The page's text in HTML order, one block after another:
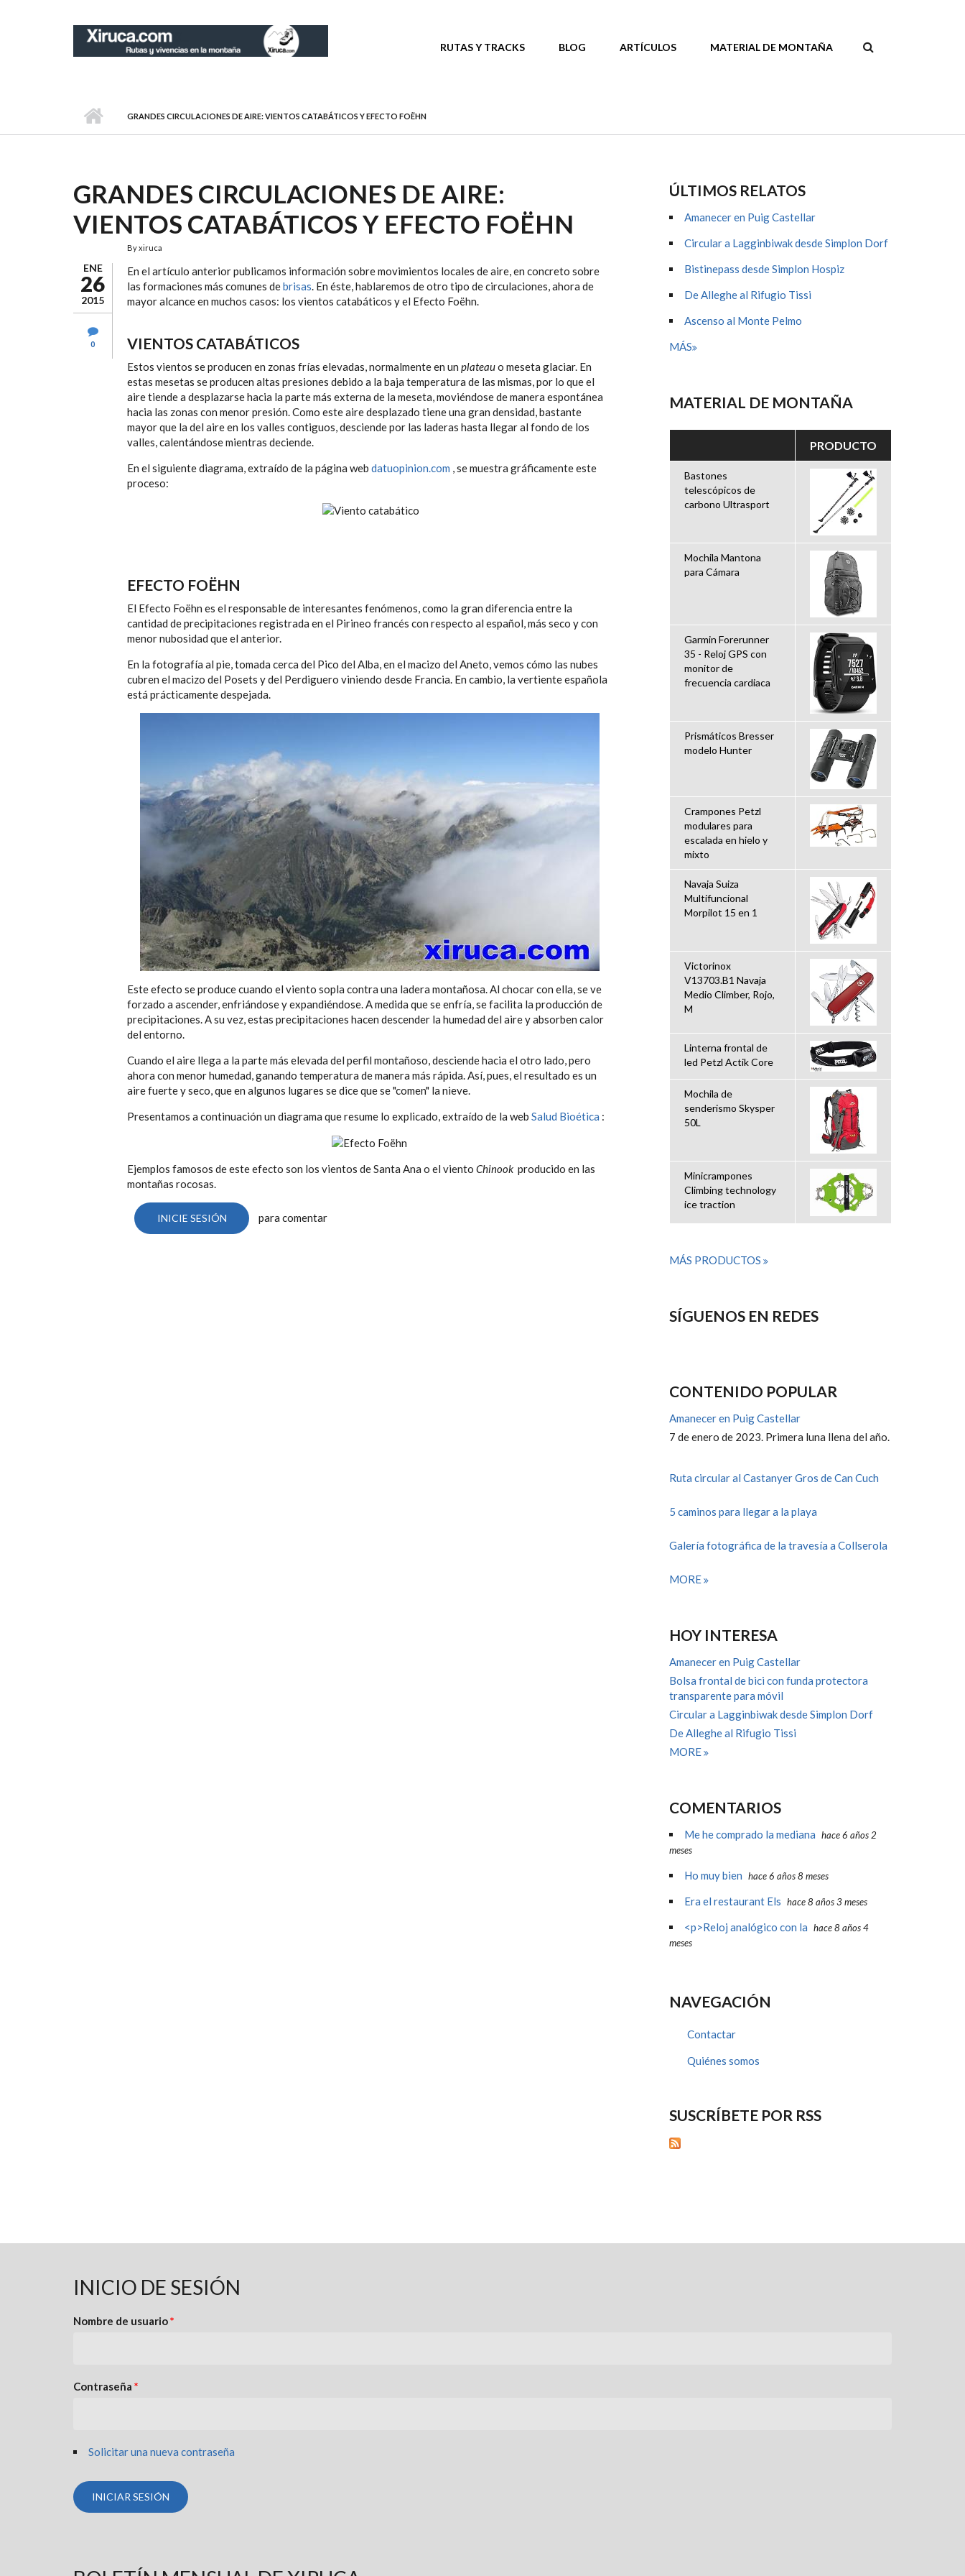
MENÚ PRINCIPAL
RUTAS Y TRACKS BLOG ARTÍCULOS MATERIAL DE MONTAÑA
GRANDES CIRCULACIONES DE AIRE: VIENTOS CATABÁTICOS Y EFECTO FOËHN
GRANDES CIRCULACIONES DE AIRE:
VIENTOS CATABÁTICOS Y EFECTO FOËHN
ENE
26
2015
0
Byxiruca
En el artículo anterior publicamos información sobre movimientos locales de aire, en concreto sobre
las formaciones más comunes debrisas. En éste, hablaremos de otro tipo de circulaciones, ahora de
mayor alcance en muchos casos: los vientos catabáticos y el Efecto Foëhn.
VIENTOS CATABÁTICOS
Estos vientos se producen en zonas frías elevadas, normalmente en un plateauo meseta glaciar. En
estas mesetas se producen altas presiones debido a la baja temperatura de las mismas, por lo que el
aire tiende a desplazarse hacia la parte más externa de la meseta, moviéndose de manera espontánea
hacia las zonas con menor presión. Como este aire desplazado tiene una gran densidad, bastante
mayor que la del aire en los valles contiguos, desciende por las laderas hasta llegar al fondo de los
valles, calentándose mientras deciende.
En el siguiente diagrama, extraído de la página web datuopinion.com , se muestra gráficamente este
proceso:
EFECTO FOËHN
El Efecto Foëhn es el responsable de interesantes fenómenos, como la gran diferencia entre la
cantidad de precipitaciones registrada en el Pirineo francés con respecto al español, más seco y con
menor nubosidad que el anterior.
En la fotografía al pie, tomada cerca del Pico del Alba, en el macizo del Aneto, vemos cómo las nubes
cubren el macizo del Posets y del Perdiguero viniendo desde Francia. En cambio, la vertiente española
está prácticamente despejada.
Este efecto se produce cuando el viento sopla contra una ladera montañosa. Al chocar con ella, se ve
forzado a ascender, enfriándose y expandiéndose. A medida que se enfría, se facilita la producción de
precipitaciones. A su vez, estas precipitaciones hacen descender la humedad del aire y absorben calor
del entorno.
Cuando el aire llega a la parte más elevada del perfil montañoso, desciende hacia el otro lado, pero
ahora con menor humedad, ganando temperatura de manera más rápida. Así, pues, el resultado es un
aire fuerte y seco, que en algunos lugares se dice que se "comen" la nieve.
Presentamos a continuación un diagrama que resume lo explicado, extraído de la web Salud Bioética :
Ejemplos famosos de este efecto son los vientos de Santa Ana o el viento Chinook producido en las
montañas rocosas.
INICIE SESIÓN para comentar
ÚLTIMOS RELATOS
Amanecer en Puig Castellar
Circular a Lagginbiwak desde Simplon Dorf
Bistinepass desde Simplon Hospiz
De Alleghe al Rifugio Tissi
Ascenso al Monte Pelmo
MÁS
MATERIAL DE MONTAÑA
PRODUCTO
Bastones
telescópicos de
carbono Ultrasport
Mochila Mantona
para Cámara
Garmin Forerunner
35 - Reloj GPS con
monitor de
frecuencia cardiaca
Prismáticos Bresser
modelo Hunter
Crampones Petzl
modulares para
escalada en hielo y
mixto
Navaja Suiza
Multifuncional
Morpilot 15 en 1
Victorinox
V13703.B1 Navaja
Medio Climber, Rojo,
M
Linterna frontal de
led Petzl Actik Core
Mochila de
senderismo Skysper
50L
Minicrampones
Climbing technology
ice traction
MÁS PRODUCTOS
SÍGUENOS EN REDES
CONTENIDO POPULAR
Amanecer en Puig Castellar
7 de enero de 2023. Primera luna llena del año.
Ruta circular al Castanyer Gros de Can Cuch
5 caminos para llegar a la playa
Galería fotográfica de la travesía a Collserola
MORE
HOY INTERESA
Amanecer en Puig Castellar
Bolsa frontal de bici con funda protectora
transparente para móvil
Circular a Lagginbiwak desde Simplon Dorf
De Alleghe al Rifugio Tissi
MORE
COMENTARIOS
Me he comprado la mediana hace 6 años 2
meses
Ho muy bien hace 6 años 8 meses
Era el restaurant Els hace 8 años 3 meses
<p>Reloj analógico con la hace 8 años 4
meses
NAVEGACIÓN
Contactar
Quiénes somos
SUSCRÍBETE POR RSS
INICIO DE SESIÓN
Nombre de usuario*
Contraseña *
Solicitar una nueva contraseña